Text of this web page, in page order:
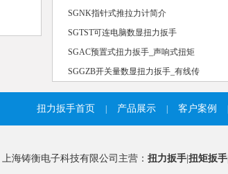
SGNK指针式推拉力计简介
SGTST可连电脑数显扭力扳手
SGAC预置式扭力扳手_声响式扭矩
SGGZB开关量数显扭力扳手_有线传
扭力扳手首页 产品展示 客户案例
上海铸衡电子科技有限公司主营： 扭力扳手 扭矩扳手